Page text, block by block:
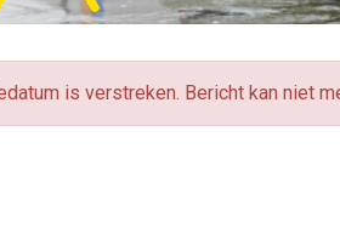
is verstreken. Bericht kan niet